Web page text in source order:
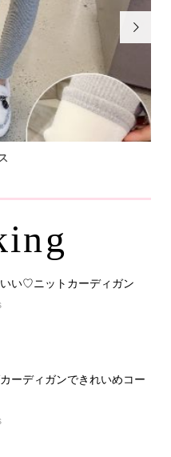

い♡ニットカーディガン
ーディガンできれいめコー